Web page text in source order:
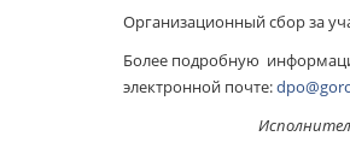
Организационный сбор за
Более подробную
электронной почте: